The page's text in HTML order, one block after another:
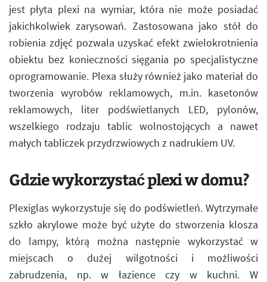
jest płyta plexi na wymiar, która nie może posiadać
jakichkolwiek zarysowań. Zastosowana jako stół do
robienia zdjęć pozwala uzyskać efekt zwielokrotnienia
obiektu bez konieczności sięgania po specjalistyczne
oprogramowanie. Plexa służy również jako materiał do
tworzenia wyrobów reklamowych, m.in. kasetonów
reklamowych, liter podświetlanych LED, pylonów,
wszelkiego rodzaju tablic wolnostojących a nawet
małych tabliczek przydrzwiowych z nadrukiem UV.
Gdzie wykorzystać plexi w domu?
Plexiglas wykorzystuje się do podświetleń. Wytrzymałe
szkło akrylowe może być użyte do stworzenia klosza
do lampy, którą można następnie wykorzystać w
miejscach o dużej wilgotności i możliwości
zabrudzenia, np. w łazience czy w kuchni. W